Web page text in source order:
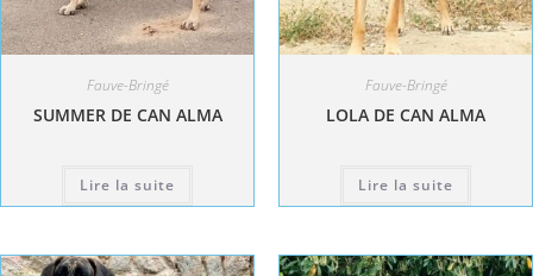
Fauve-Bringé
SUMMER DE CAN ALMA
Lire la suite
Fauve-Bringé
LOLA DE CAN ALMA
Lire la suite